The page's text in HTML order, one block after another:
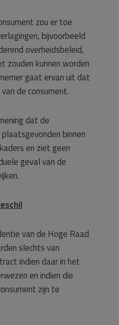
zou er toe
bijvoorbeeld
overheidsbeleid,
zouden kunnen worden
gaat ervan uit dat
de consument.
dat de
binnen
en ziet geen
geval van de
van de Hoge Raad
slechts van
indien daar in het
en indien die
zijn te